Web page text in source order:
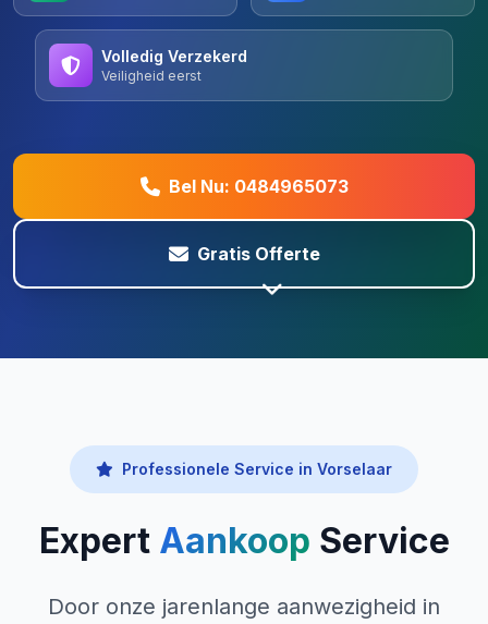
Volledig Verzekerd
Veiligheid eerst
Bel Nu: 0484965073
Gratis Offerte
Professionele Service in Vorselaar
Expert Aankoop Service
Door onze jarenlange aanwezigheid in